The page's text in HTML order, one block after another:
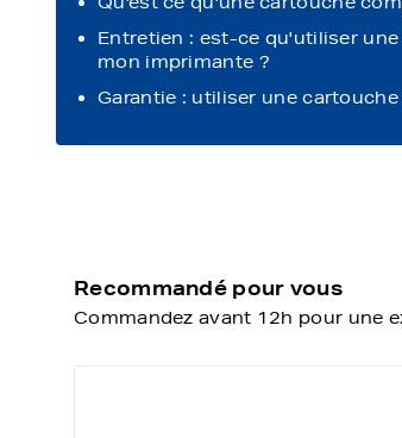
Entretien : est-ce qu'utiliser
mon imprimante ?
Garantie : utiliser une
Recommandé pour vous
Commandez avant 12h pour une